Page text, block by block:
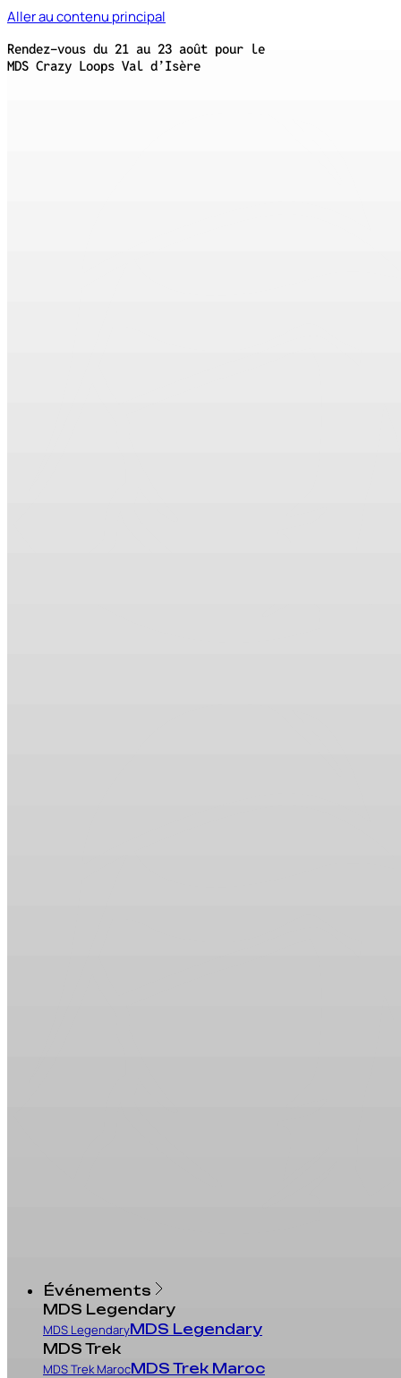
Aller au contenu principal
Rendez-vous du 21 au 23 août pour le
MDS Crazy Loops Val d’Isère
Événements
MDS Legendary
MDS LegendaryMDS Legendary
MDS Trek
MDS Trek MarocMDS Trek Maroc